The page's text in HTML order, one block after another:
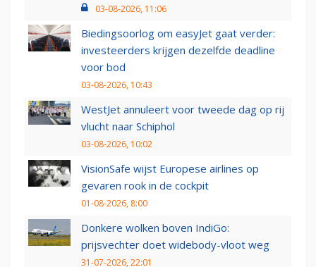
03-08-2026, 11:06
Biedingsoorlog om easyJet gaat verder:
investeerders krijgen dezelfde deadline
voor bod
03-08-2026, 10:43
WestJet annuleert voor tweede dag op rij
vlucht naar Schiphol
03-08-2026, 10:02
VisionSafe wijst Europese airlines op
gevaren rook in de cockpit
01-08-2026, 8:00
Donkere wolken boven IndiGo:
prijsvechter doet widebody-vloot weg
31-07-2026, 22:01